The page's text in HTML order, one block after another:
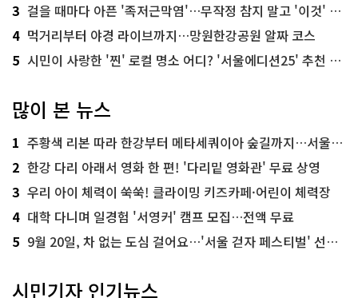
3 걸을 때마다 아픈 '족저근막염'…무작정 참지 말고 '이것' 해보세요!
4 먹거리부터 야경 라이브까지…망원한강공원 알짜 코스
5 시민이 사랑한 '찐' 로컬 명소 어디? '서울에디션25' 추천 코스
많이 본 뉴스
1 주황색 리본 따라 한강부터 메타세쿼이아 숲길까지…서울둘레길 15코스
2 한강 다리 아래서 영화 한 편! '다리밑 영화관' 무료 상영
3 우리 아이 체력이 쑥쑥! 클라이밍 키즈카페·어린이 체력장
4 대학 다니며 일경험 '서영커' 캠프 모집…전액 무료
5 9월 20일, 차 없는 도심 걸어요…'서울 걷자 페스티벌' 선착순 5천명
시민기자 인기뉴스